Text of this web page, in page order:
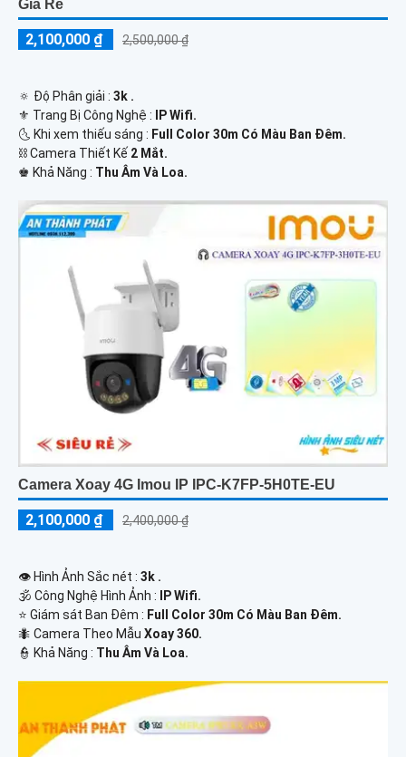
Giá Rẻ
2,100,000 ₫ 2,500,000 ₫
🔅 Độ Phân giải : 3k .
⚜️ Trang Bị Công Nghệ :
IP Wifi.
🌜 Khi xem thiếu sáng : Full Color 30m Có Màu Ban Ðêm.
⛓ Camera Thiết Kế 2 Mắt.
️♚ Khả Năng : Thu Âm Và Loa.
Camera Xoay 4G Imou IP IPC-K7FP-5H0TE-EU
2,100,000 ₫ 2,400,000 ₫
👁 Hình Ảnh Sắc nét : 3k .
🕉️ Công Nghệ Hình Ảnh :
IP Wifi.
⭐ Giám sát Ban Đêm : Full Color 30m Có Màu Ban Ðêm.
🐜 Camera Theo Mẫu Xoay 360.
️👮 Khả Năng : Thu Âm Và Loa.